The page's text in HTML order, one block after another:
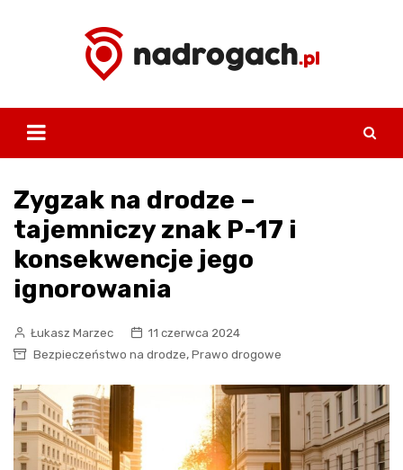
Zygzak na drodze –
tajemniczy znak P-17 i
konsekwencje jego
ignorowania
Łukasz Marzec
11 czerwca 2024
Bezpieczeństwo na drodze, Prawo drogowe